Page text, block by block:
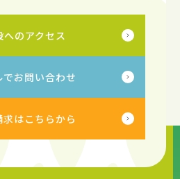
へのアクセス
でお問い合わせ
求はこちらから